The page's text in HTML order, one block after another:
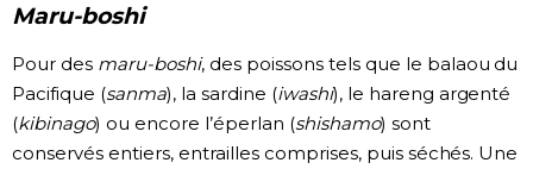
Maru-boshi
Pour des maru-boshi, des poissons tels que le balaou du
Pacifique (sanma), la sardine (iwashi), le hareng argenté
(kibinago) ou encore l’éperlan (shishamo) sont
conservés entiers, entrailles comprises, puis séchés. Une